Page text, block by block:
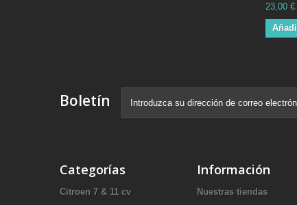
23,00 €
Boletín
Categorías
Citroen 7 & 11 cv
Información
Nuestras tiendas